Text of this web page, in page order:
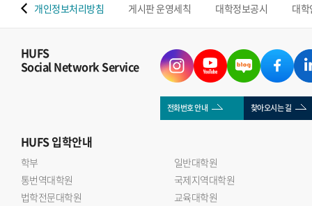
개인정보처리방침 게시판 운영세칙 대학정보공시 대
HUFS
Social Network Service
전화번호 안내 찾아오시는 길
HUFS입학안내
학부
일반대학원
통번역대학원
국제지역대학원
법학전문대학원
교육대학원